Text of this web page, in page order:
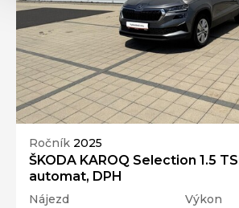
Ročník 2025
ŠKODA KAROQ Selection 1.5
automat, DPH
Nájezd
Výkon